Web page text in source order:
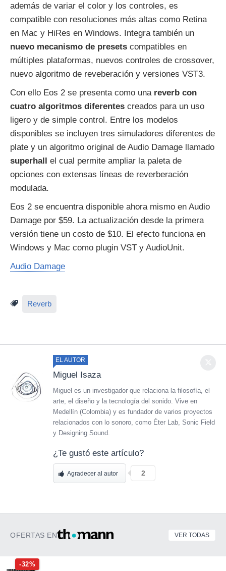
además de variar el color y los controles, es
compatible con resoluciones más altas como Retina
en Mac y HiRes en Windows. Integra también un
nuevo mecanismo de presets compatibles en
múltiples plataformas, nuevos controles de crossover,
nuevo algoritmo de reveberación y versiones VST3.
Con ello Eos 2 se presenta como unareverb con
cuatro algoritmos diferentes creados para un uso
ligero y de simple control. Entre los modelos
disponibles se incluyen tres simuladores diferentes de
plate y un algoritmo original de Audio Damage llamado
superhall
el cual permite ampliar la paleta de
opciones con extensas líneas de reverberación
modulada.
Eos 2 se encuentra disponible ahora mismo en Audio
Damage por $59. La actualización desde la primera
versión tiene un costo de $10. El efecto funciona en
Windows y Mac como plugin VST y AudioUnit.
Audio Damage
Reverb
EL AUTOR
Miguel Isaza
Miguel es un investigador que relaciona la filosofía, el
arte, el diseño y la tecnología del sonido. Vive en
Medellín (Colombia) y es fundador de varios proyectos
relacionados con lo sonoro, como Éter Lab, Sonic Field
y Designing Sound.
¿Te gustó este artículo?
Agradecer al autor 2
OFERTAS EN VER TODAS
-32%